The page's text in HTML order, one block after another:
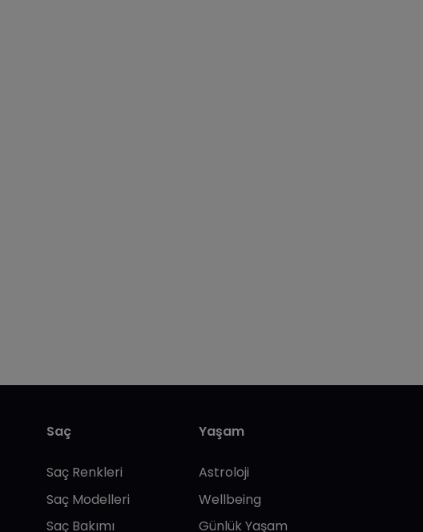
Saç
Saç Renkleri
Saç Modelleri
Saç Bakımı
Yaşam
Astroloji
Wellbeing
Günlük Yaşam